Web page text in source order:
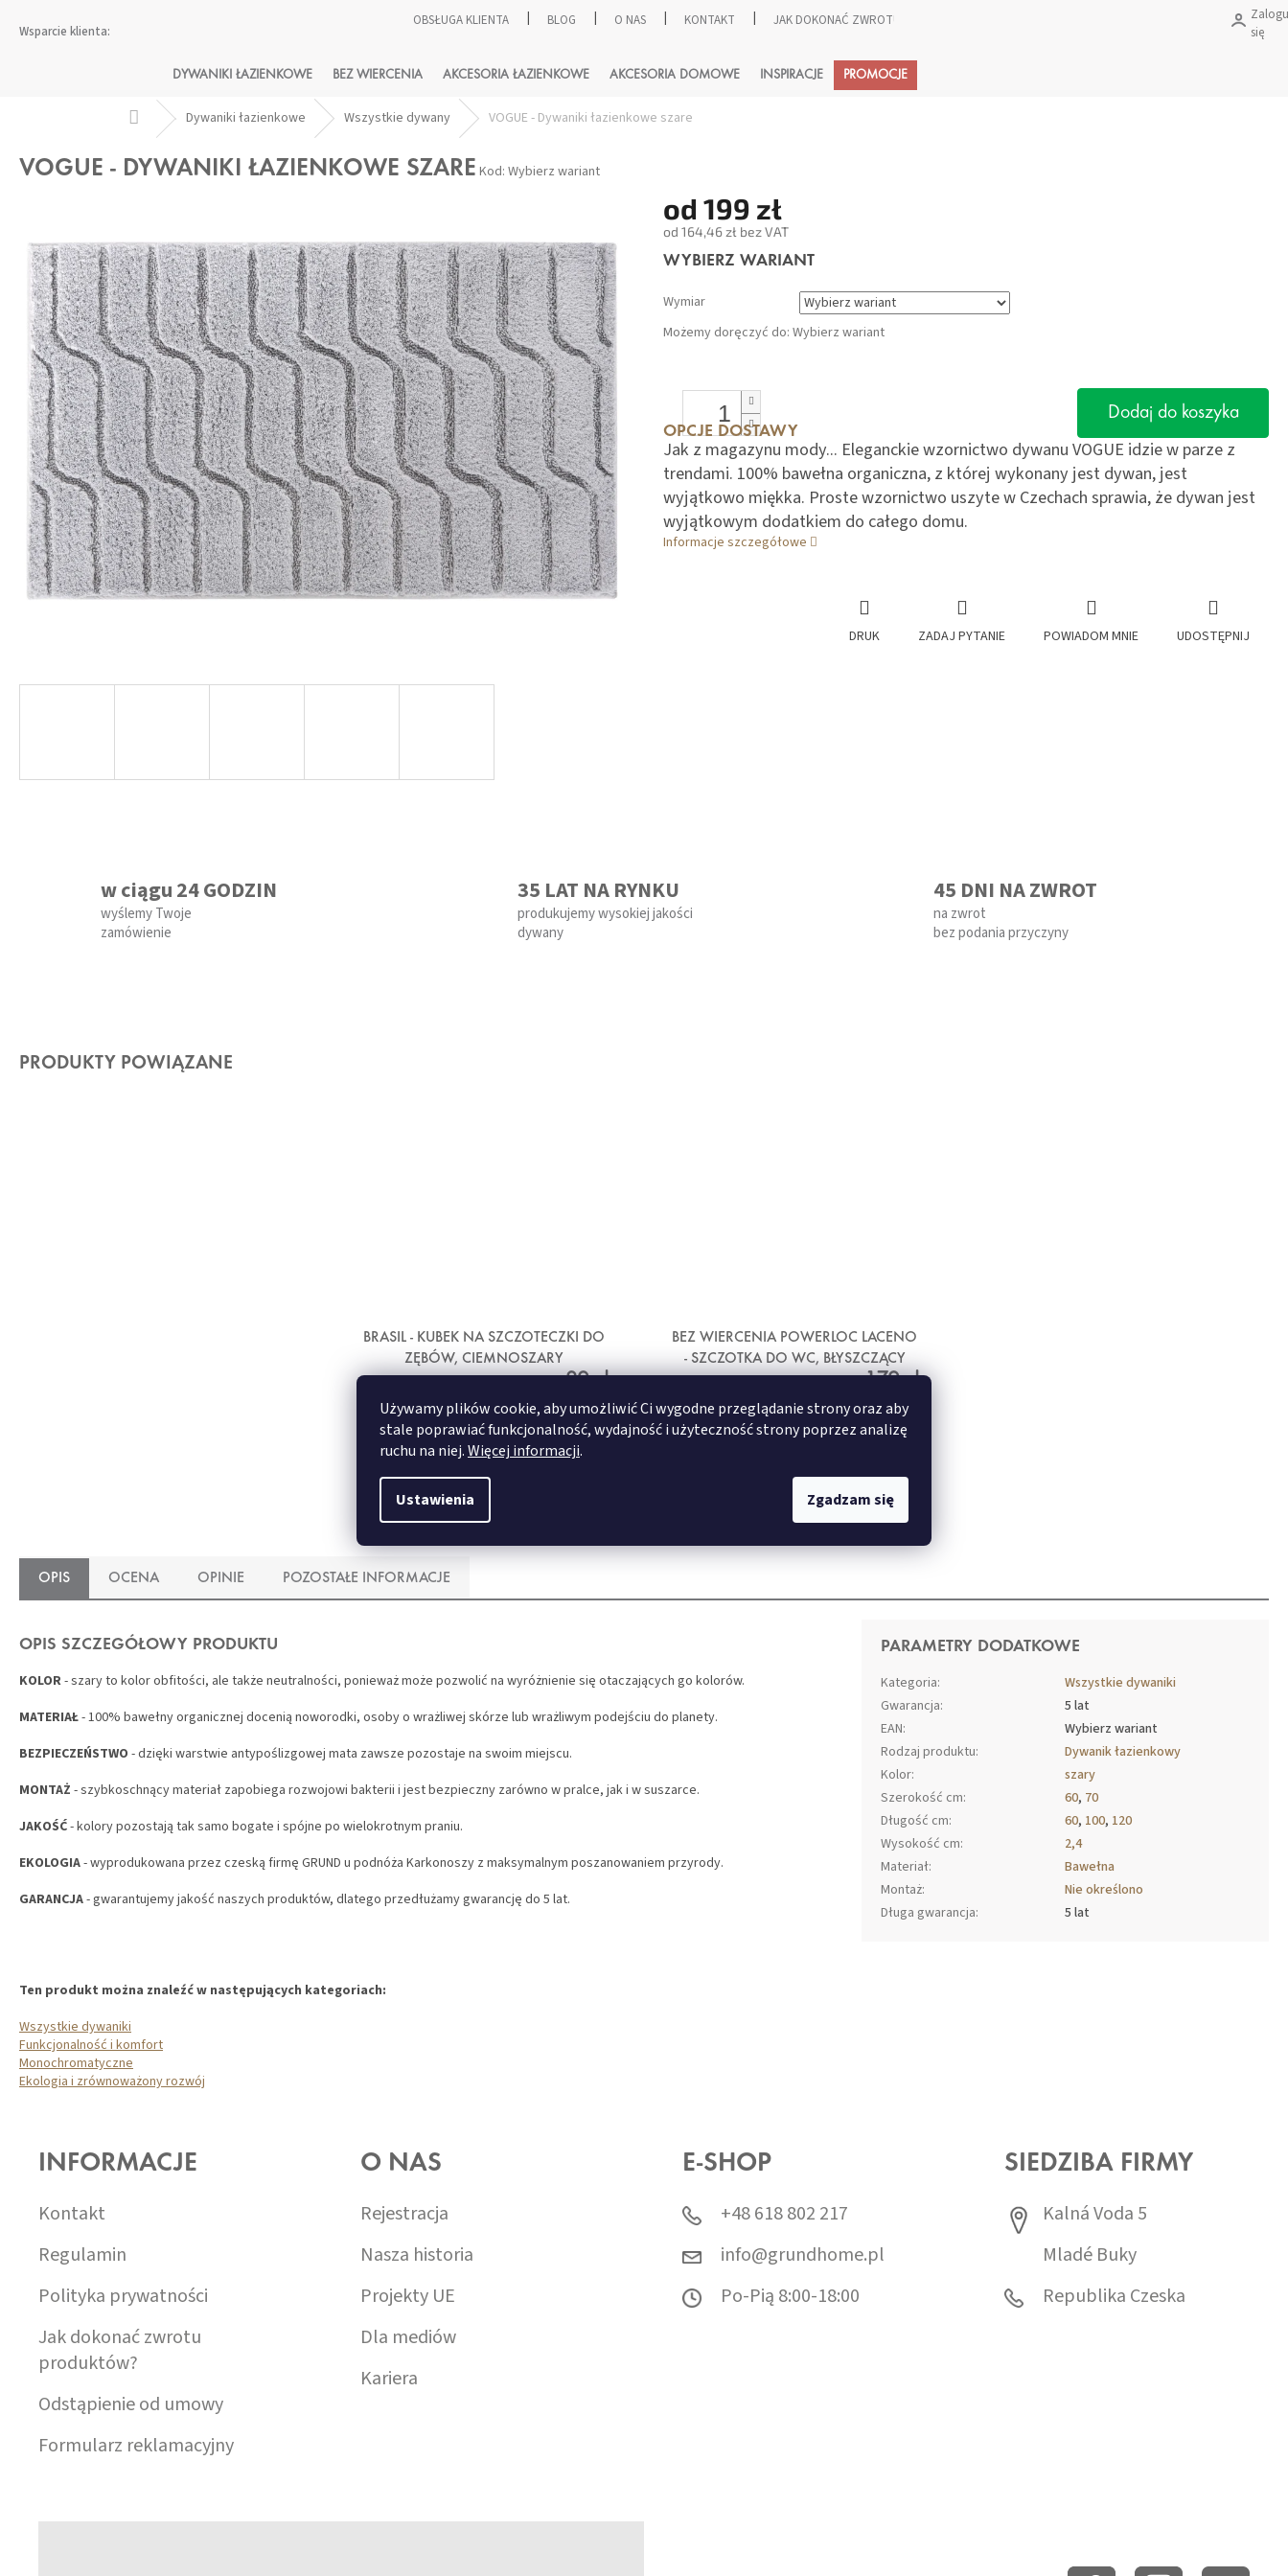
Używamy plików cookie, aby umożliwić Ci wygodne przeglądanie strony oraz aby
stale poprawiać funkcjonalność, wydajność i użyteczność strony poprzez analizę
ruchu na niej.Więcej informacji.
Ustawienia Zgadzam się
OBSŁUGA KLIENTA BLOG O NAS KONTAKT JAK DOKONAĆ ZWROTU PRODUKTÓW?
się
Koszyk
DYWANIKI ŁAZIENKOWE BEZ WIERCENIA AKCESORIA ŁAZIENKOWE AKCESORIA DOMOWE INSPIRACJE PROMOCJE
Home Dywaniki łazienkowe Wszystkie dywany VOGUE - Dywaniki łazienkowe szare
VOGUE - DYWANIKI ŁAZIENKOWE SZARE Kod: Wybierz wariant
od 199 zł
od 164,46 zł bez VAT
Cena
WYBIERZ WARIANT
Wymiar
Możemy doręczyć do: Wybierz wariant
OPCJE DOSTAWY
Dodaj do koszyka
Jak z magazynu mody... Eleganckie wzornictwo dywanu VOGUE idzie w parze z
trendami. 100% bawełna organiczna, z której wykonany jest dywan, jest
wyjątkowo miękka. Proste wzornictwo uszyte w Czechach sprawia, że dywan jest
wyjątkowym dodatkiem do całego domu.
Informacje szczegółowe
DRUK ZADAJ PYTANIE POWIADOM MNIE UDOSTĘPNIJ
w ciągu 24 GODZIN
wyślemy Twoje
zamówienie
35 LAT NA RYNKU
produkujemy wysokiej jakości
dywany
45 DNI NA ZWROT
na zwrot
bez podania przyczyny
PRODUKTY POWIĄZANE
BRASIL - KUBEK NA SZCZOTECZKI DO
ZĘBÓW, CIEMNOSZARY
29 zł
SZCZEGÓŁY
BEZ WIERCENIA POWERLOC LACENO
- SZCZOTKA DO WC, BŁYSZCZĄCY
METAL
179 zł
OPIS OCENA OPINIE POZOSTAŁE INFORMACJE
OPIS SZCZEGÓŁOWY PRODUKTU
KOLOR- szary to kolor obfitości, ale także neutralności, ponieważ może pozwolić na wyróżnienie się otaczających go kolorów.
MATERIAŁ- 100% bawełny organicznej docenią noworodki, osoby o wrażliwej skórze lub wrażliwym podejściu do planety.
BEZPIECZEŃSTWO - dzięki warstwie antypoślizgowej mata zawsze pozostaje na swoim miejscu.
MONTAŻ - szybkoschnący materiał zapobiega rozwojowi bakterii i jest bezpieczny zarówno w pralce, jak i w suszarce.
JAKOŚĆ- kolory pozostają tak samo bogate i spójne po wielokrotnym praniu.
EKOLOGIA- wyprodukowana przez czeską firmę GRUND u podnóża Karkonoszy z maksymalnym poszanowaniem przyrody.
GARANCJA- gwarantujemy jakość naszych produktów, dlatego przedłużamy gwarancję do 5 lat.
Ten produkt można znaleźć w następujących kategoriach:
Wszystkie dywaniki
Funkcjonalność i komfort
Monochromatyczne
Ekologia i zrównoważony rozwój
PARAMETRY DODATKOWE
Kategoria:
Wszystkie dywaniki
Gwarancja:
5 lat
EAN:
Wybierz wariant
Rodzaj produktu:
Dywanik łazienkowy
Kolor:
szary
Szerokość cm: 60, 70
Długość cm: 60, 100, 120
Wysokość cm:
2,4
Materiał:
Bawełna
Montaż:
Nie określono
Długa gwarancja: 5 lat
INFORMACJE
Kontakt
Regulamin
Polityka prywatności
Jak dokonać zwrotu
produktów?
Odstąpienie od umowy
Formularz reklamacyjny
O NAS
Rejestracja
Nasza historia
Projekty UE
Dla mediów
Kariera
E-SHOP
+48 618 802 217
info@grundhome.pl
Po-Pią 8:00-18:00
SIEDZIBA FIRMY
Kalná Voda 5
Mladé Buky
Republika Czeska